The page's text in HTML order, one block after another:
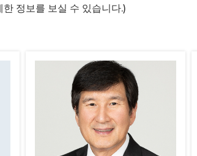
정보를 보실 수 있습니다.)